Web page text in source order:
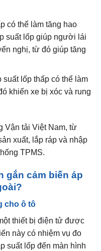
có thể làm tăng hao
suất lốp giúp người lái
nghị, từ đó giúp tăng
lốp thấp có thể làm
khiến xe bị xóc và rung
Vận tải Việt Nam, từ
xuất, lắp ráp và nhập
TPMS.
gắn cảm biến áp
cho ô tô
thiết bị điện tử được
này có nhiệm vụ đo
suất lốp đến màn hình